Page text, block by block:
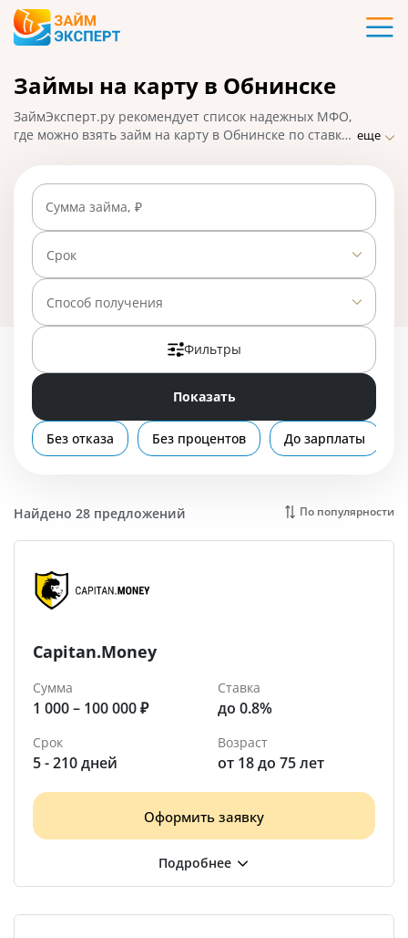
Карты
Кредиты
Ипотека
Займы
Вклады
Бизнес
Займы на карту в Обнинске
ЗаймЭксперт.ру рекомендует список надежных МФО,
где можно взять займ на карту в Обнинске по ставке
на микрозайм онлайн: решение будет принято в
течение 15-30 минут, деньги поступят на карту
моментально. На 01.05.2025 вам доступно 28
предложений со ставкой от 0% в день.
еще
Сумма займа, ₽
Срок
Способ получения
Фильтры
Показать
Без отказа Без процентов До зарплаты
Найдено 28 предложений По популярности
Capitan.Money
Сумма
1 000 – 100 000 ₽
Ставка
до 0.8%
Срок
5 - 210 дней
Возраст
от 18 до 75 лет
Оформить заявку